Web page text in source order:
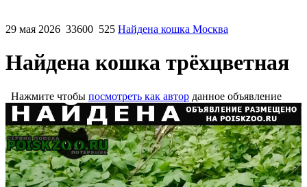
29 мая 2026 33600 525 Найдена кошка Москва
Найдена кошка трёхцветная
Нажмите чтобы посмотреть как автор данное объявление